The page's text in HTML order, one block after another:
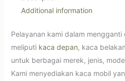
Additional information
Pelayanan kami dalam
meliputi kaca depan, kaca
untuk berbagai merek, jenis,
Kami menyediakan kaca mobil